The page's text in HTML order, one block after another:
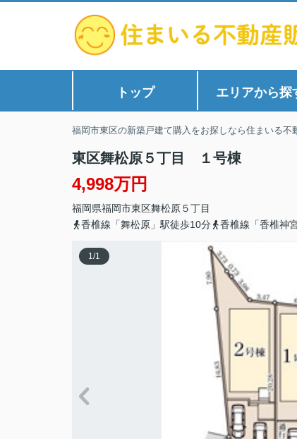
トップ エリアから探
福岡市東区の新築戸建て購入をお探しなら住まいる不
東区舞松原５丁目 １号棟
4,998万円
福岡県福岡市東区舞松原５丁目
香椎線「舞松原」駅徒歩10分
香椎線「香椎神
1/1